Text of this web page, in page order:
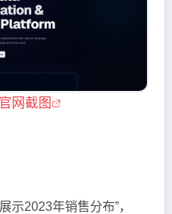
网截图
示2023年销售分布”，